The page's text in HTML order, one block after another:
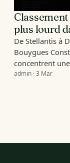
plus lourd
De Stellantis à
Bouygues
concentrent
admin · 3 Mar